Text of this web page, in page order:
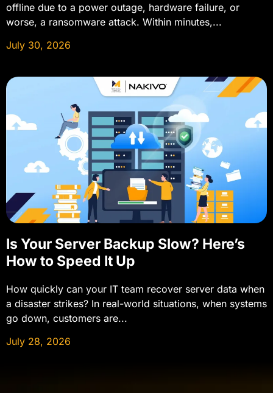
offline due to a power outage, hardware failure, or
worse, a ransomware attack. Within minutes,...
July 30, 2026
Is Your Server Backup Slow? Here’s
How to Speed It Up
How quickly can your IT team recover server data when
a disaster strikes? In real-world situations, when systems
go down, customers are...
July 28, 2026